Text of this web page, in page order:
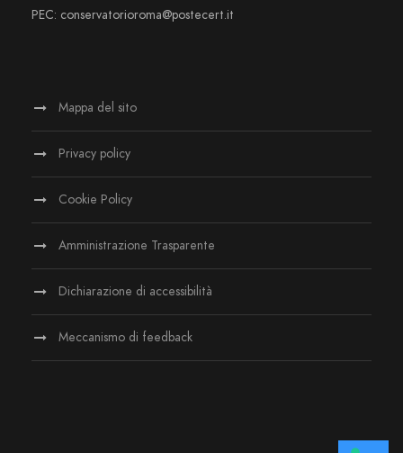
PEC: conservatorioroma@postecert.it
Mappa del sito
Privacy policy
Cookie Policy
Amministrazione Trasparente
Dichiarazione di accessibilità
Meccanismo di feedback